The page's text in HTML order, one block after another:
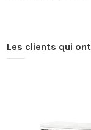
Les clients qui